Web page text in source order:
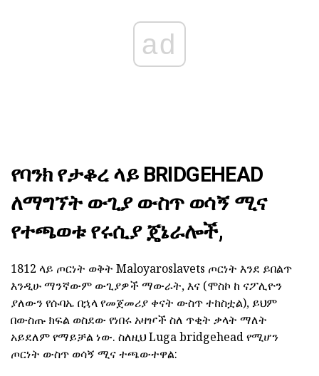
ad
የባንክ የታቆረ ላይ BRIDGEHEAD
ለማግኘት ውጊያ ውስጥ ወሳኝ ሚና
የተጫወቱ የሩሲያ ጄኔራሎች,
1812 ላይ ጦርነት ወቅት Maloyaroslavets ጦርነት እንደ ይበልጥ
እንዲሁ ማንኛውም ውጊያዎች ማውራት, እና (ሞስኮ ከ ናፖሊዮን
ያለውን የሱባኤ በኋላ የመጀመሪያ ቀናት ውስጥ ተከስቷል), ይህም
በውስጡ ክፍል ወስደው የነበሩ አዛዦች ስለ ጥቂት ቃላት ማለት
አይደለም የማይቻል ነው. ስለዚህ Luga bridgehead የሚሆን
ጦርነት ውስጥ ወሳኝ ሚና ተጫውተዋል: